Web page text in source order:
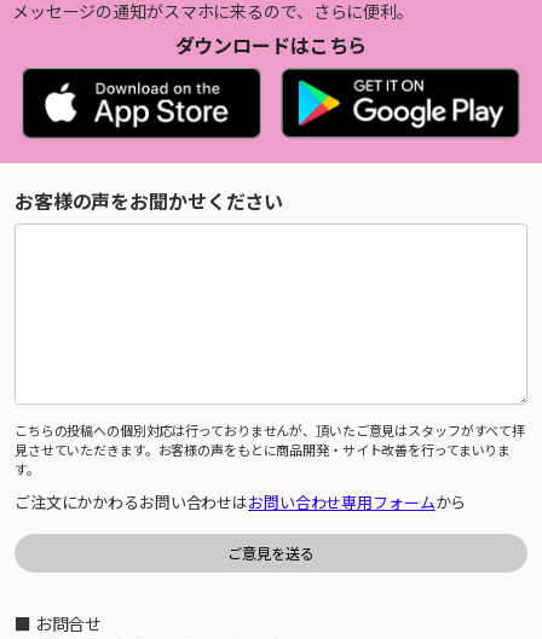
メッセージの通知がスマホに来るので、さらに便利。
ダウンロードはこちら
お客様の声をお聞かせください
こちらの投稿への個別対応は行っておりませんが、頂いたご意見はスタッフがすべて拝
見させていただきます。お客様の声をもとに商品開発・サイト改善を行ってまいりま
す。
ご注文にかかわるお問い合わせはお問い合わせ専用フォームから
■ お問合せ